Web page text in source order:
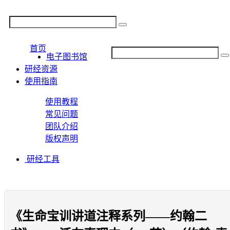
首页
电子图书馆
研经资源
使用指南
使用教程
常见问题
团队介绍
版权声明
研经工具
《生命宝训讲道注释系列——约翰二